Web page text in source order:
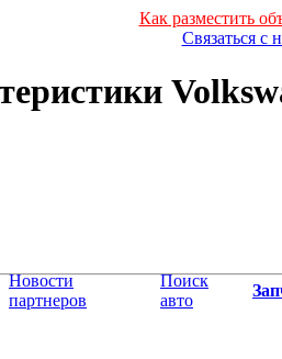
Как разместить
Связаться с
Новости
партнеров
Поиск
авто